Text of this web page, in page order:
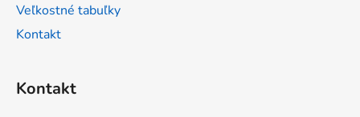
Veľkostné tabuľky
Kontakt
Kontakt